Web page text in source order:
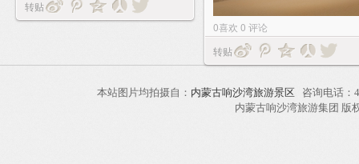
转贴
0喜欢 0 评论
转贴
本站图片均拍摄自： 内蒙古响沙湾旅游景区 咨询电话
内蒙古响沙湾旅游集团